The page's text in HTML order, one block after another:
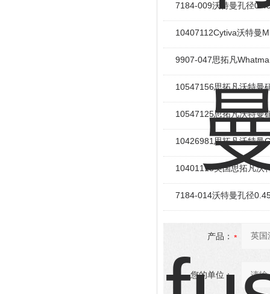
7184-009沃特曼孔径
10407112Cytiva沃特曼
9907-047思拓凡
10547156思拓凡沃特曼
10547125思拓凡沃特曼
10426981思拓凡沃特曼
10401118英国思拓凡沃
7184-014沃特曼孔径
产品：
您的单位：